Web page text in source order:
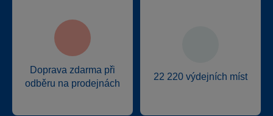
Doprava zdarma při
odběru na prodejnách
22 220 výdejních míst